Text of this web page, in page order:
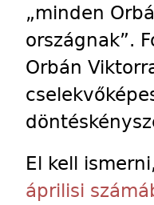
„minden
országnak”.
Orbán
El kell
áprilisi